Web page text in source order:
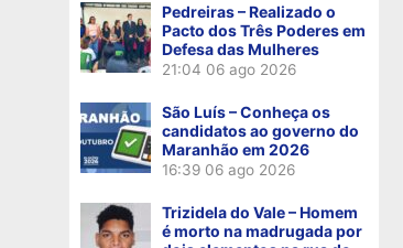
Pedreiras – Realizado o
Pacto dos Três Poderes em
Defesa das Mulheres
21:04 06 ago 2026
São Luís – Conheça os
candidatos ao governo do
Maranhão em 2026
16:39 06 ago 2026
Trizidela do Vale – Homem
é morto na madrugada por